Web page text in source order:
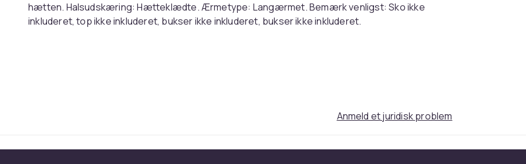
hætten. Halsudskæring: Hætteklædte. Ærmetype: Langærmet. Bemærk venligst: Sko ikke
inkluderet, top ikke inkluderet, bukser ikke inkluderet, bukser ikke inkluderet.
Sort/rød/guld
Varenr.
2d1664f9-145e-4fc9-91b3-18fdf1422d4f
Anmeld et juridisk problem